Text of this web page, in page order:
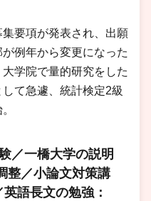
要項が発表され、出願
例年から変更になった
学院で量的研究をした
て急遽、統計検定2級
／一橋大学の説明
整／小論文対策講
語長文の勉強：